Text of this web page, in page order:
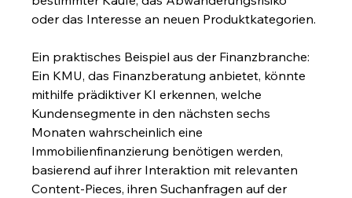
oder das Interesse an neuen Produktkategorien.
Ein praktisches Beispiel aus der Finanzbranche:
Ein KMU, das Finanzberatung anbietet, könnte
mithilfe prädiktiver KI erkennen, welche
Kundensegmente in den nächsten sechs
Monaten wahrscheinlich eine
Immobilienfinanzierung benötigen werden,
basierend auf ihrer Interaktion mit relevanten
Content-Pieces, ihren Suchanfragen auf der